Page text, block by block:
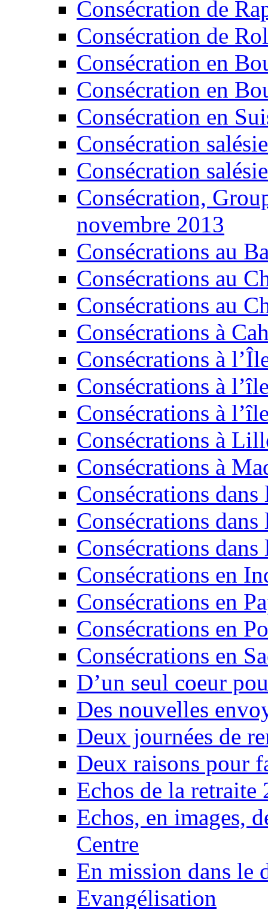
Consécration de
Consécration de
Consécration en
Consécration en
Consécration en
Consécration
Consécration
Consécration,
novembre 2013
Consécrations au
Consécrations au
Consécrations au
Consécrations à
Consécrations à
Consécrations à
Consécrations à
Consécrations à
Consécrations à
Consécrations
Consécrations
Consécrations
Consécrations en
Consécrations en
Consécrations en
Consécrations en
D’un seul coeur
Des nouvelles
Deux journées de
Deux raisons pour
Echos de la
Echos, en images,
Centre
En mission dans le
Evangélisation